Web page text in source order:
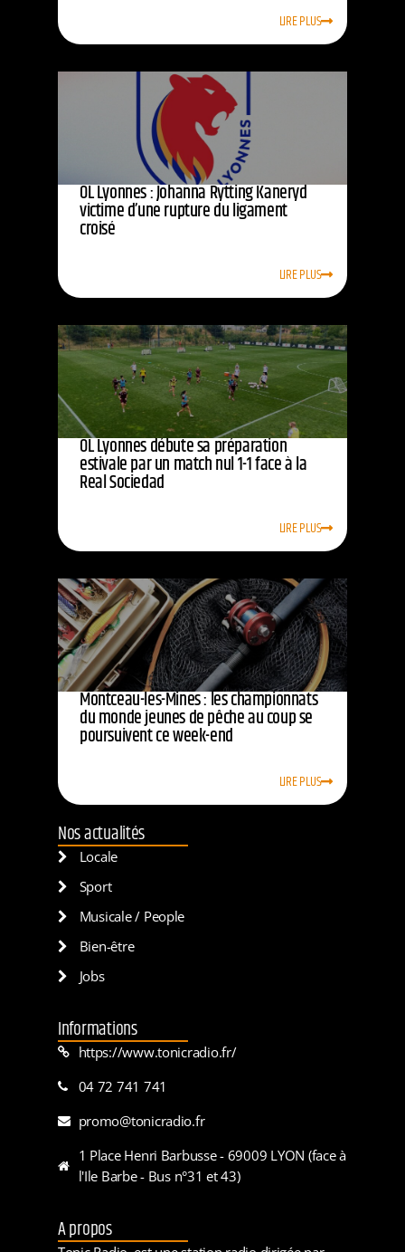
LIRE PLUS
OL Lyonnes : Johanna Rytting Kaneryd
victime d’une rupture du ligament
croisé
LIRE PLUS
OL Lyonnes débute sa préparation
estivale par un match nul 1-1 face à la
Real Sociedad
LIRE PLUS
Montceau-les-Mines : les championnats
du monde jeunes de pêche au coup se
poursuivent ce week-end
LIRE PLUS
Nos actualités
Locale
Sport
Musicale / People
Bien-être
Jobs
Informations
https://www.tonicradio.fr/
04 72 741 741
promo@tonicradio.fr
1 Place Henri Barbusse - 69009 LYON (face à
l'Ile Barbe - Bus n°31 et 43)
A propos